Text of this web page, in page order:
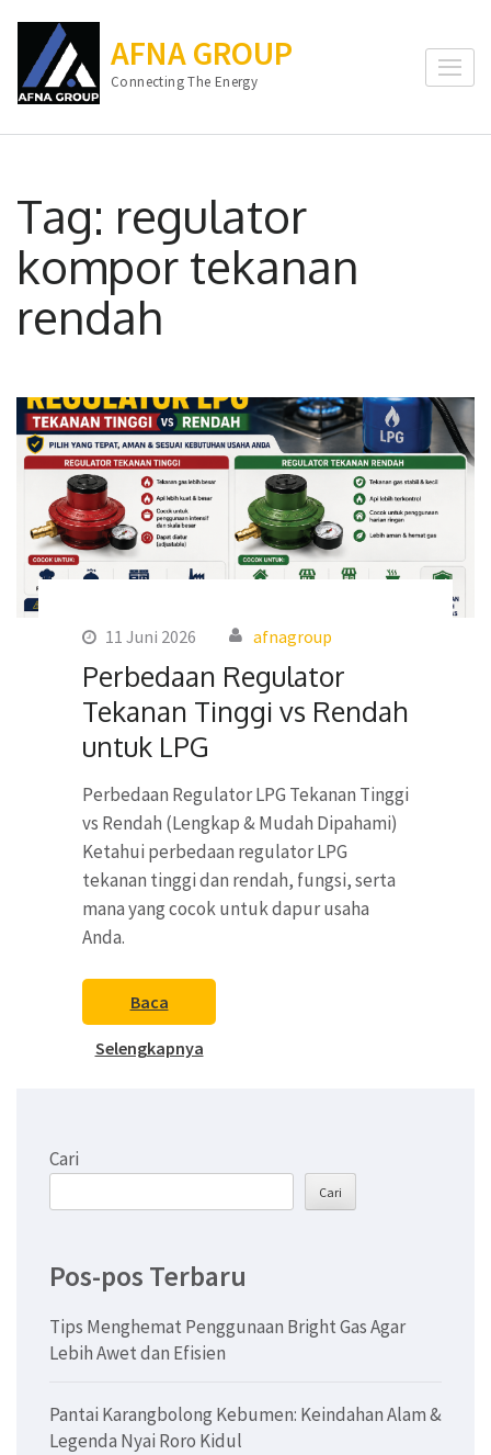
konten
(Tekan
AFNA GROUP
Connecting The Energy
Tag: regulator
kompor tekanan
rendah
11 Juni 2026 afnagroup
Perbedaan Regulator
Tekanan Tinggi vs Rendah
untuk LPG
Perbedaan Regulator LPG Tekanan Tinggi
vs Rendah (Lengkap & Mudah Dipahami)
Ketahui perbedaan regulator LPG
tekanan tinggi dan rendah, fungsi, serta
mana yang cocok untuk dapur usaha
Anda.
Baca
Selengkapnya
Cari
Cari
Pos-pos Terbaru
Tips Menghemat Penggunaan Bright Gas Agar
Lebih Awet dan Efisien
Pantai Karangbolong Kebumen: Keindahan Alam &
Legenda Nyai Roro Kidul